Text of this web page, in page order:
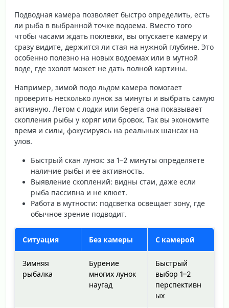
Подводная камера позволяет быстро определить, есть
ли рыба в выбранной точке водоема. Вместо того
чтобы часами ждать поклевки, вы опускаете камеру и
сразу видите, держится ли стая на нужной глубине. Это
особенно полезно на новых водоемах или в мутной
воде, где эхолот может не дать полной картины.
Например, зимой подо льдом камера помогает
проверить несколько лунок за минуты и выбрать самую
активную. Летом с лодки или берега она показывает
скопления рыбы у коряг или бровок. Так вы экономите
время и силы, фокусируясь на реальных шансах на
улов.
Быстрый скан лунок: за 1–2 минуты определяете
наличие рыбы и ее активность.
Выявление скоплений: видны стаи, даже если
рыба пассивна и не клюет.
Работа в мутности: подсветка освещает зону, где
обычное зрение подводит.
Ситуация Без камеры С камерой
Зимняя
рыбалка
Бурение
многих лунок
наугад
Быстрый
выбор 1–2
перспективн
ых